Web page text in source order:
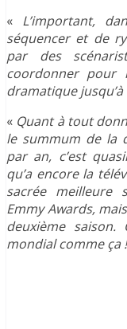
« L’important,
séquencer et de
par des
coordonner
dramatique
« Quant à tout
le summum de la
par an, c’est
qu’a encore la
sacrée meilleure
Emmy Awards,
deuxième
mondial comme ça